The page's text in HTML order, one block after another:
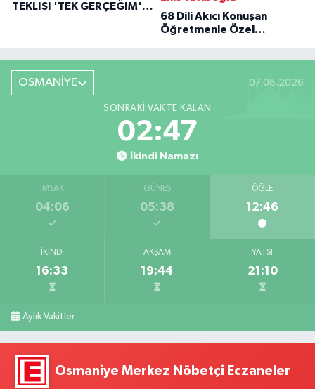
TEKLISI 'TEK GERÇEĞIM'LE
68 Dili Akıcı Konuşan
Öğretmenle Özel
OSMANİYE 07.08.2026
SONRAKI VAKTE KALAN
02:46
İkindi Namazı
İMSAK
04:06
GÜNEŞ
05:38
ÖĞLE
12:46
İKINDI
16:33
AKŞAM
19:44
YATSI
21:10
Aylık Vakitler
Osmaniye Merkez Nöbetçi Eczaneler